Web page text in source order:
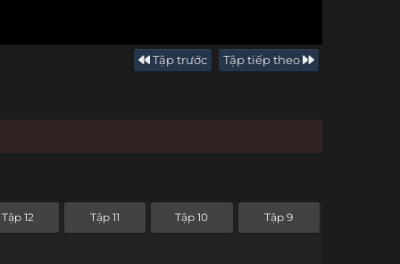
Tập trước Tập tiếp theo
Tập 12 Tập 11 Tập 10 Tập 9